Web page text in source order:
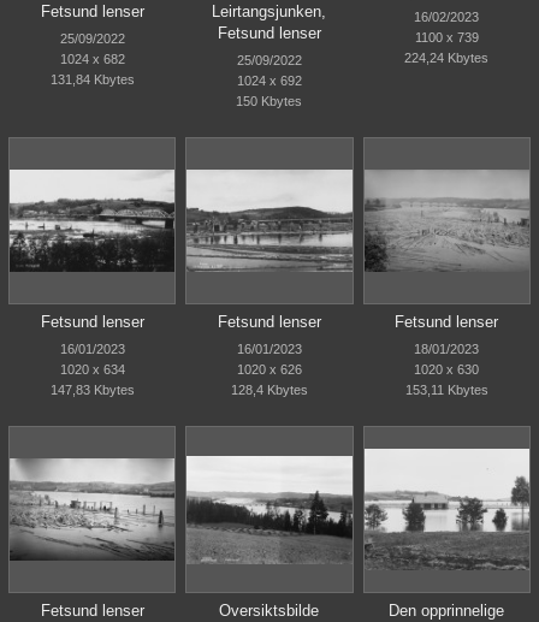
Fetsund lenser
25/09/2022
1024 x 682
131,84 Kbytes
Leirtangsjunken,
Fetsund lenser
25/09/2022
1024 x 692
150 Kbytes
16/02/2023
1100 x 739
224,24 Kbytes
Fetsund lenser
16/01/2023
1020 x 634
147,83 Kbytes
Fetsund lenser
16/01/2023
1020 x 626
128,4 Kbytes
Fetsund lenser
18/01/2023
1020 x 630
153,11 Kbytes
Fetsund lenser
Oversiktsbilde
Den opprinnelige